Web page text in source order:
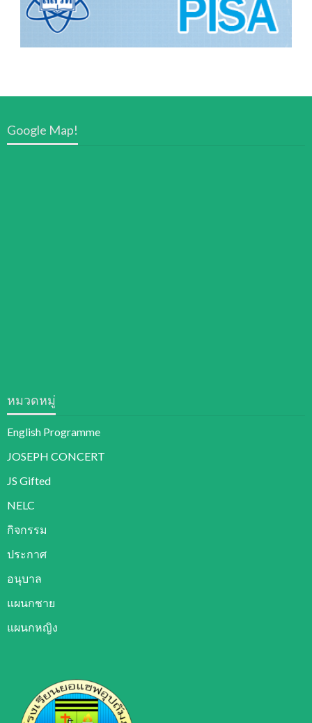
Google Map!
หมวดหมู่
English Programme
JOSEPH CONCERT
JS Gifted
NELC
กิจกรรม
ประกาศ
อนุบาล
แผนกชาย
แผนกหญิง